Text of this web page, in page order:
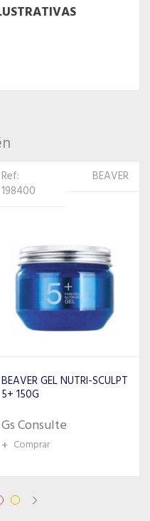
Ref:
282727
AUSSIE
AUSSIE GEL MAXIMUM
HOLD 198GR
Gs Consulte
+ Comprar